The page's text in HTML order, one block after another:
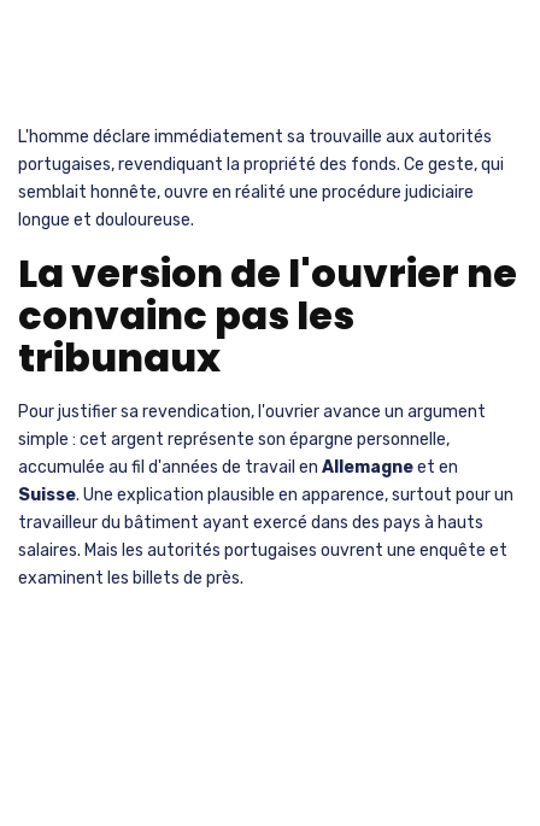
L'homme déclare immédiatement sa trouvaille aux autorités
portugaises, revendiquant la propriété des fonds. Ce geste, qui
semblait honnête, ouvre en réalité une procédure judiciaire
longue et douloureuse.
La version de l'ouvrier ne
convainc pas les
tribunaux
Pour justifier sa revendication, l'ouvrier avance un argument
simple : cet argent représente son épargne personnelle,
accumulée au fil d'années de travail en Allemagneet en
Suisse. Une explication plausible en apparence, surtout pour un
travailleur du bâtiment ayant exercé dans des pays à hauts
salaires. Mais les autorités portugaises ouvrent une enquête et
examinent les billets de près.